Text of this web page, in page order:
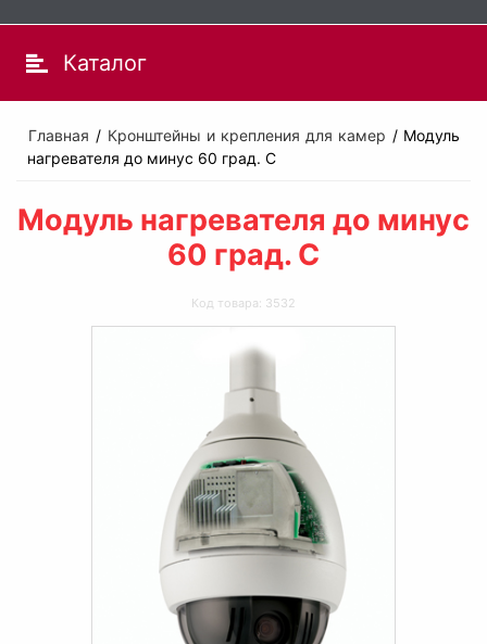
Каталог
Главная / Кронштейны и крепления для камер / Модуль
нагревателя до минус 60 град. С
Модуль нагревателя до минус
60 град. С
Код товара: 3532